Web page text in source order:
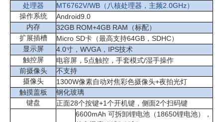
处理器 MT6762V/WB （八核处理器，主频2.0GHz）
操作系统
Android9.0
内存 32GB ROM+4GB RAM （标配）
扩展插槽
Micro SD卡（最高支持64GB ， SDHC）
显示屏
4.0寸， WVGA ， IPS技术
触控屏
电容屏， 5点触控，手套模式/湿手操作
前摄像头
不支持
摄像头
1300W像素自动对焦彩色摄像头+夜拍光灯
触摸盖板
钢化玻璃
键盘
正面28个按键+1 个开机键，侧面2个扫码键
6600mAh 可拆卸锂电池（ 18650锂电池），